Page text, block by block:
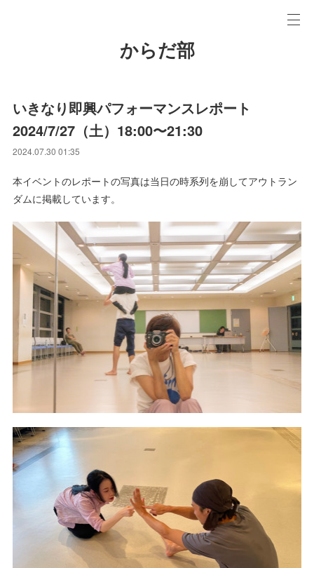
からだ部
いきなり即興パフォーマンスレポート
2024/7/27（土）18:00〜21:30
2024.07.30 01:35
本イベントのレポートの写真は当日の時系列を崩してアウトラン
ダムに掲載しています。